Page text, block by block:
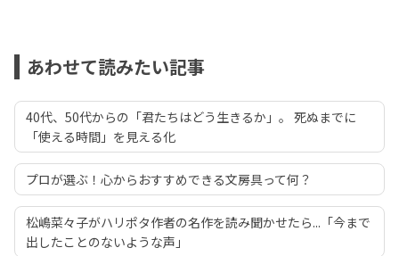
あわせて読みたい記事
40代、50代からの「君たちはどう生きるか」。 死ぬまでに
「使える時間」を見える化
プロが選ぶ！心からおすすめできる文房具って何？
松嶋菜々子がハリポタ作者の名作を読み聞かせたら...「今まで
出したことのないような声」